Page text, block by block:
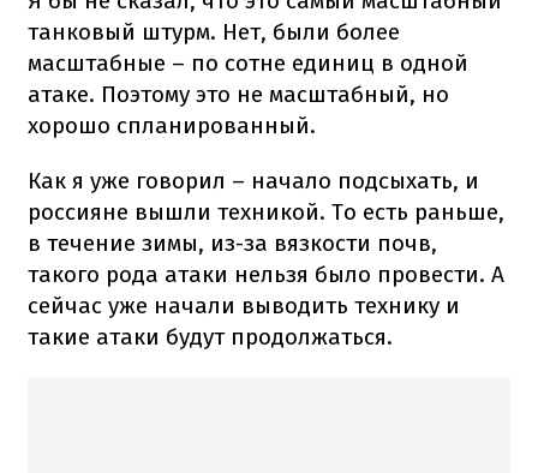
танковый штурм. Нет, были более
масштабные – по сотне единиц в одной
атаке. Поэтому это не масштабный, но
хорошо спланированный.
Как я уже говорил – начало подсыхать, и
россияне вышли техникой. То есть раньше,
в течение зимы, из-за вязкости почв,
такого рода атаки нельзя было провести. А
сейчас уже начали выводить технику и
такие атаки будут продолжаться.